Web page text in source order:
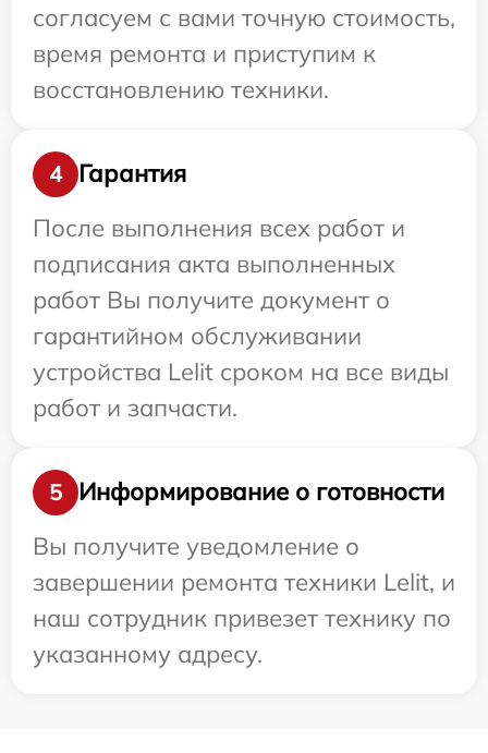
согласуем с вами точную стоимость,
время ремонта и приступим к
восстановлению техники.
4
Гарантия
После выполнения всех работ и
подписания акта выполненных
работ Вы получите документ о
гарантийном обслуживании
устройства Lelit сроком на все виды
работ и запчасти.
5
Информирование о готовности
Вы получите уведомление о
завершении ремонта техники Lelit, и
наш сотрудник привезет технику по
указанному адресу.